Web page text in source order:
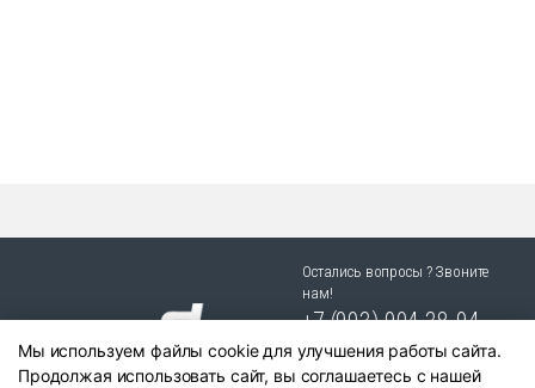
товара.
Остались вопросы ? Звоните
нам!
+7 (903) 904 38-94
г. Новосибирск, ул. Степная
25/1 к.1
Мы используем файлы cookie для улучшения работы сайта.
Продолжая использовать сайт, вы соглашаетесь с нашей